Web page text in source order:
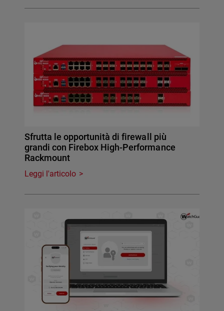
Sfrutta le opportunità di firewall più
grandi con Firebox High-Performance
Rackmount
Leggi l'articolo